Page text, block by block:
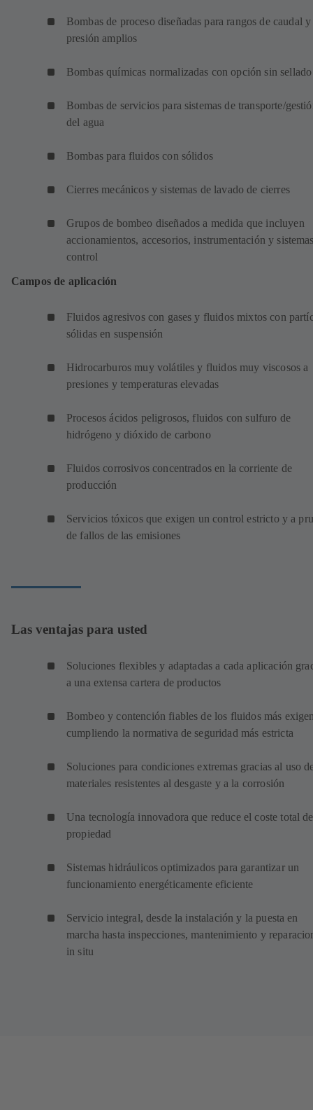
Bombas de proceso diseñadas para rangos de caudal y
presión amplios
Bombas químicas normalizadas con opción sin sellado
Bombas de servicios para sistemas de transporte/
del agua
Bombas para fluidos con sólidos
Cierres mecánicos y sistemas de lavado de cierres
Grupos de bombeo diseñados a medida que incluyen
accionamientos, accesorios, instrumentación y
control
Campos de aplicación
Fluidos agresivos con gases y fluidos mixtos con
sólidas en suspensión
Hidrocarburos muy volátiles y fluidos muy viscosos a
presiones y temperaturas elevadas
Procesos ácidos peligrosos, fluidos con sulfuro de
hidrógeno y dióxido de carbono
Fluidos corrosivos concentrados en la corriente de
producción
Servicios tóxicos que exigen un control estricto y a
de fallos de las emisiones
Las ventajas para usted
Soluciones flexibles y adaptadas a cada aplicación
a una extensa cartera de productos
Bombeo y contención fiables de los fluidos más
cumpliendo la normativa de seguridad más estricta
Soluciones para condiciones extremas gracias al uso
materiales resistentes al desgaste y a la corrosión
Una tecnología innovadora que reduce el coste total de
propiedad
Sistemas hidráulicos optimizados para garantizar un
funcionamiento energéticamente eficiente
Servicio integral, desde la instalación y la puesta en
marcha hasta inspecciones, mantenimiento y
in situ